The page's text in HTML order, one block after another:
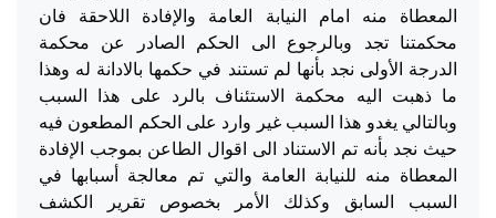
المعطاة منه امام النيابة العامة والإفادة اللاحقة فان
محكمتنا تجد وبالرجوع الى الحكم الصادر عن محكمة
الدرجة الأولى نجد بأنها لم تستند في حكمها بالادانة له وهذا
ما ذهبت اليه محكمة الاستئناف بالرد على هذا السبب
وبالتالي يغدو هذا السبب غير وارد على الحكم المطعون فيه
حيث نجد بأنه تم الاستناد الى اقوال الطاعن بموجب الإفادة
المعطاة منه للنيابة العامة والتي تم معالجة أسبابها في
السبب السابق وكذلك الأمر بخصوص تقرير الكشف